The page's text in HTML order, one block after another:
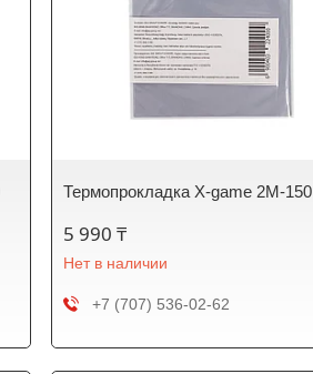
Термопрокладка X-game 2М-150
5 990 ₸
Нет в наличии
+7 (707) 536-02-62